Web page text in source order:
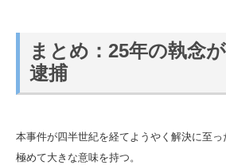
まとめ：25年の執念
逮捕
本事件が四半世紀を経てようやく解決に至
極めて大きな意味を持つ。